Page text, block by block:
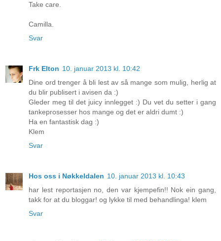
Take care.
Camilla.
Svar
Frk Elton 10. januar 2013 kl. 10:42
Dine ord trenger å bli lest av så mange som mulig, herlig at
du blir publisert i avisen da :)
Gleder meg til det juicy innlegget :) Du vet du setter i gang
tankeprosesser hos mange og det er aldri dumt :)
Ha en fantastisk dag :)
Klem
Svar
Hos oss i Nøkkeldalen 10. januar 2013 kl. 10:43
har lest reportasjen no, den var kjempefin!! Nok ein gang,
takk for at du bloggar! og lykke til med behandlinga! klem
Svar